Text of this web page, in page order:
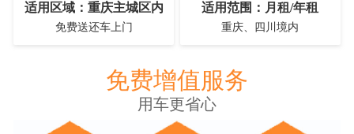
适用区域：重庆主城区内
免费送还车上门
适用范围：月租/年租
重庆、四川境内
免费增值服务
用车更省心